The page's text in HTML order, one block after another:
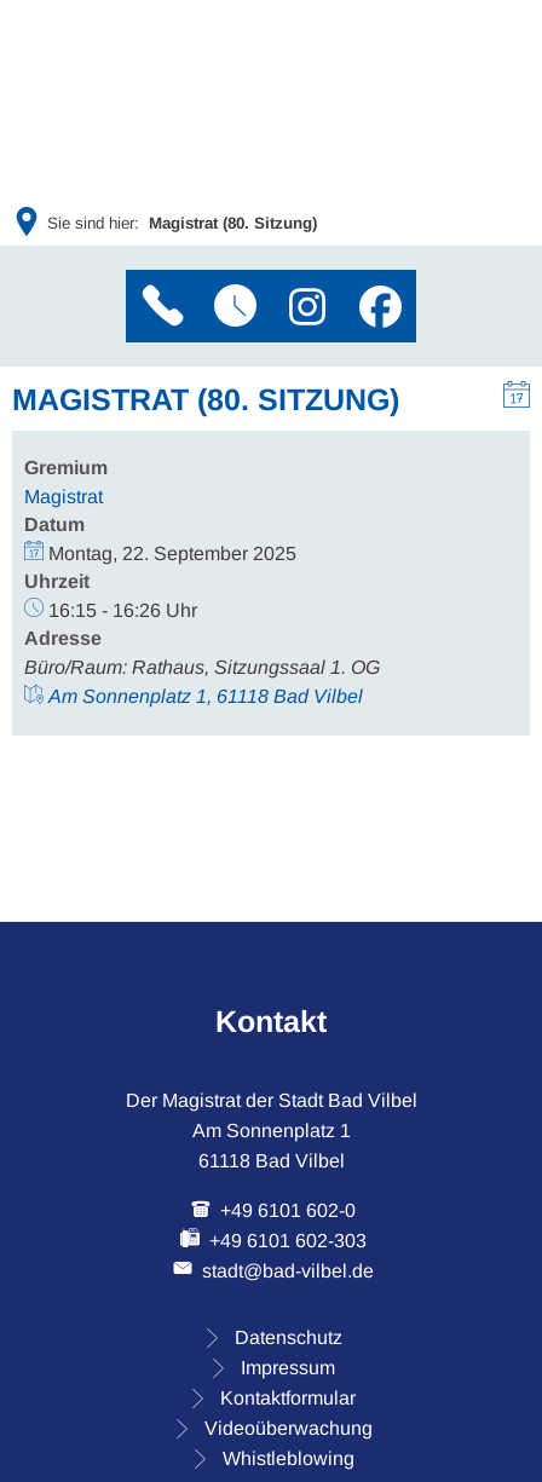
Sie sind hier: Magistrat (80. Sitzung)
MAGISTRAT (80. SITZUNG)
Gremium
Magistrat
Datum
Montag, 22. September 2025
Uhrzeit
16:15 - 16:26 Uhr
Adresse
Büro/Raum: Rathaus, Sitzungssaal 1. OG
Am Sonnenplatz 1, 61118 Bad Vilbel
Kontakt
Der Magistrat der Stadt Bad Vilbel
Am Sonnenplatz 1
61118 Bad Vilbel
+49 6101 602-0
+49 6101 602-303
stadt@bad-vilbel.de
Datenschutz
Impressum
Kontaktformular
Videoüberwachung
Whistleblowing